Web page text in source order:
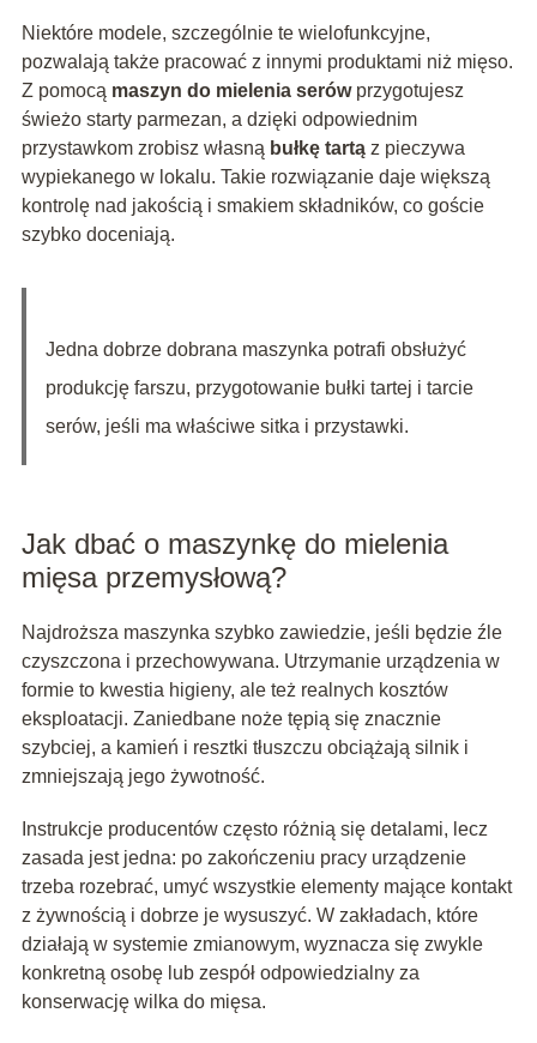
Niektóre modele, szczególnie te wielofunkcyjne,
pozwalają także pracować z innymi produktami niż mięso.
Z pomocą maszyn do mielenia serówprzygotujesz
świeżo starty parmezan, a dzięki odpowiednim
przystawkom zrobisz własną bułkę tartąz pieczywa
wypiekanego w lokalu. Takie rozwiązanie daje większą
kontrolę nad jakością i smakiem składników, co goście
szybko doceniają.
Jedna dobrze dobrana maszynka potrafi obsłużyć
produkcję farszu, przygotowanie bułki tartej i tarcie
serów, jeśli ma właściwe sitka i przystawki.
Jak dbać o maszynkę do mielenia
mięsa przemysłową?
Najdroższa maszynka szybko zawiedzie, jeśli będzie źle
czyszczona i przechowywana. Utrzymanie urządzenia w
formie to kwestia higieny, ale też realnych kosztów
eksploatacji. Zaniedbane noże tępią się znacznie
szybciej, a kamień i resztki tłuszczu obciążają silnik i
zmniejszają jego żywotność.
Instrukcje producentów często różnią się detalami, lecz
zasada jest jedna: po zakończeniu pracy urządzenie
trzeba rozebrać, umyć wszystkie elementy mające kontakt
z żywnością i dobrze je wysuszyć. W zakładach, które
działają w systemie zmianowym, wyznacza się zwykle
konkretną osobę lub zespół odpowiedzialny za
konserwację wilka do mięsa.